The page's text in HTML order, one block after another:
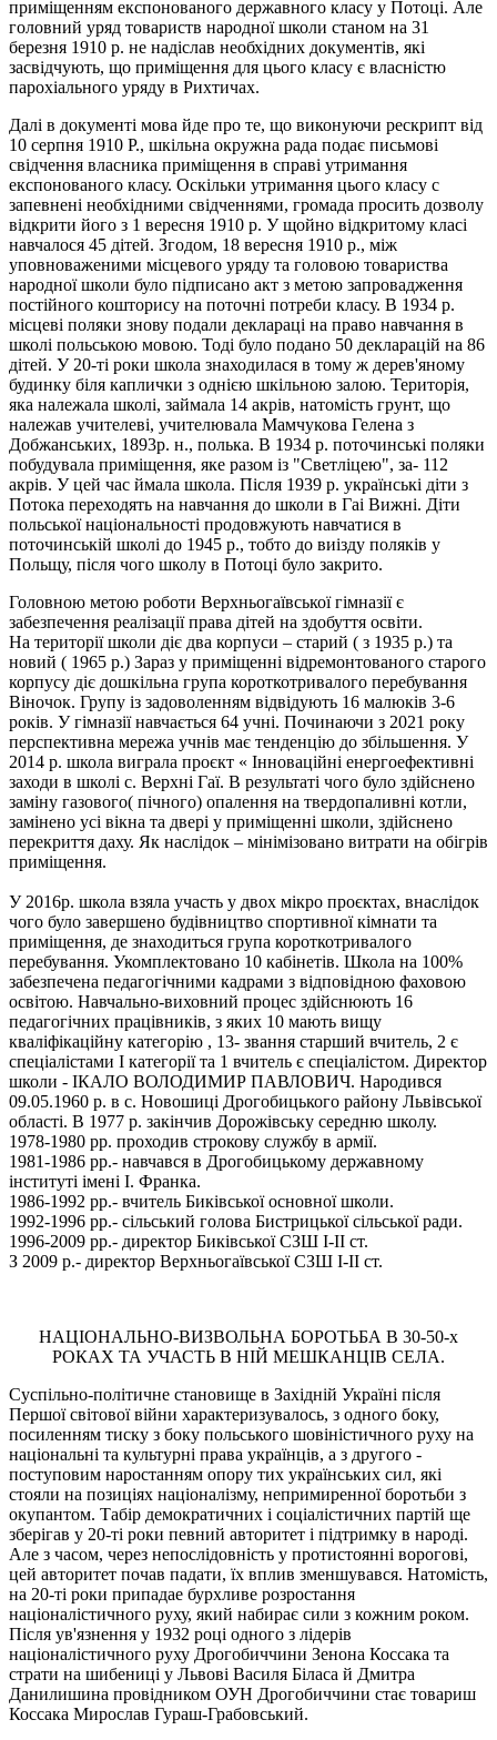
приміщенням експонованого державного класу у Потоці. Але
головний уряд товариств народної школи станом на 31
березня 1910 р. не надіслав необхідних документів, які
засвідчують, що примiщення для цього класу є власністю
пароxiального уряду в Рихтичах.
Далі в документі мова йде про те, що виконуючи рескрипт від
10 серпня 1910 P., шкільна окружна рада подає письмові
свідчення власника приміщення в справі утримання
експонованого класу. Оскільки утримання цього класу с
запевнені необхідними свідченнями, громада просить дозволу
відкрити його з 1 вересня 1910 р. У щойно відкритому класі
навчалося 45 дітей. Згодом, 18 вересня 1910 р., між
уповноваженими місцевого уряду та головою товариства
народної школи було підписано акт з метою запровадження
постійного кошторису на поточні потреби класу. В 1934 р.
місцеві поляки знову подали деклараці на право навчання в
школі польською мовою. Тоді було подано 50 декларацій на 86
дітей. У 20-ті роки школа знаходилася в тому ж дерев'яному
будинку біля каплички з однією шкільною залою. Територія,
яка належала школі, займала 14 акрів, натомість грунт, що
належав учителеві, учителювала Мамчукова Гелена з
Добжанських, 1893р. н., полька. В 1934 р. поточинські поляки
побудувала приміщення, яке разом із "Светліцею", за- 112
акрів. У цей час ймала школа. Після 1939 р. українські діти з
Потока переходять на навчання до школи в Гai Вижні. Діти
польської національності продовжують навчатися в
поточинській школі до 1945 р., тобто до виізду поляків у
Польщу, після чого школу в Потоці було закрито.
Головною метою роботи Верхньогаївської гімназії є
забезпечення реалізації права дітей на здобуття освіти.
На території школи діє два корпуси – старий ( з 1935 р.) та
новий ( 1965 р.) Зараз у приміщенні відремонтованого старого
корпусу діє дошкільна група короткотривалого перебування
Віночок. Групу із задоволенням відвідують 16 малюків 3-6
років. У гімназії навчається 64 учні. Починаючи з 2021 року
перспективна мережа учнів має тенденцію до збільшення. У
2014 р. школа виграла проєкт « Інноваційні енергоефективні
заходи в школі с. Верхні Гаї. В результаті чого було здійснено
заміну газового( пічного) опалення на твердопаливні котли,
замінено усі вікна та двері у приміщенні школи, здійснено
перекриття даху. Як наслідок – мінімізовано витрати на обігрів
приміщення.
У 2016р. школа взяла участь у двох мікро проєктах, внаслідок
чого було завершено будівництво спортивної кімнати та
приміщення, де знаходиться група короткотривалого
перебування. Укомплектовано 10 кабінетів. Школа на 100%
забезпечена педагогічними кадрами з відповідною фаховою
освітою. Навчально-виховний процес здійснюють 16
педагогічних працівників, з яких 10 мають вищу
кваліфікаційну категорію , 13- звання старший вчитель, 2 є
спеціалістами І категорії та 1 вчитель є спеціалістом. Директор
школи - ІКАЛО ВОЛОДИМИР ПАВЛОВИЧ. Народився
09.05.1960 р. в с. Новошиці Дрогобицького району Львівської
області. В 1977 р. закінчив Дорожівську середню школу.
1978-1980 рр. проходив строкову службу в армії.
1981-1986 рр.- навчався в Дрогобицькому державному
інституті імені І. Франка.
1986-1992 рр.- вчитель Биківської основної школи.
1992-1996 рр.- сільський голова Бистрицької сільської ради.
1996-2009 рр.- директор Биківської СЗШ І-ІІ ст.
З 2009 р.- директор Верхньогаївської СЗШ І-ІІ ст.
НАЦІОНАЛЬНО-ВИЗВОЛЬНА БОРОТЬБА В 30-50-х
РОКАХ ТА УЧАСТЬ В НІЙ МЕШКАНЦІВ СЕЛА.
Суспільно-політичне становище в Західній Україні після
Першої світової вiйни характеризувалось, з одного боку,
посиленням тиску з боку польського шовіністичного руху на
національні та культурні права українців, а з другого -
поступовим наростанням опору тих українських сил, які
стояли на позиціях націоналізму, непримиренної боротьби з
окупантом. Табір демократичних і соціалістичних партій ще
зберігав у 20-ті роки певний авторитет і підтримку в народі.
Але з часом, через непослідовність у протистоянні ворогові,
цей авторитет почав падати, їх вплив зменшувався. Натомість,
на 20-ті роки припадае бурхливе розростання
націоналістичного руху, який набирає сили з кожним роком.
Після ув'язнення у 1932 році одного з лідерів
націоналістичного руху Дрогобиччини Зенона Коссака та
страти на шибениці у Львові Василя Біласа й Дмитра
Данилишина провідником ОУН Дрогобиччини стає товариш
Коссака Мирослав Гураш-Грабовський.